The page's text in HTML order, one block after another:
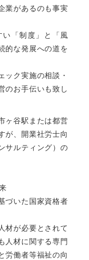
業があるのも事実
「制度」と「風
的な発展への道を
ック実施の相談・
のお手伝いも致し
ヶ谷駅または都営
が、開業社労士向
サルティング）の
づいた国家資格者
材が必要とされて
人材に関する専門
労働者等福祉の向